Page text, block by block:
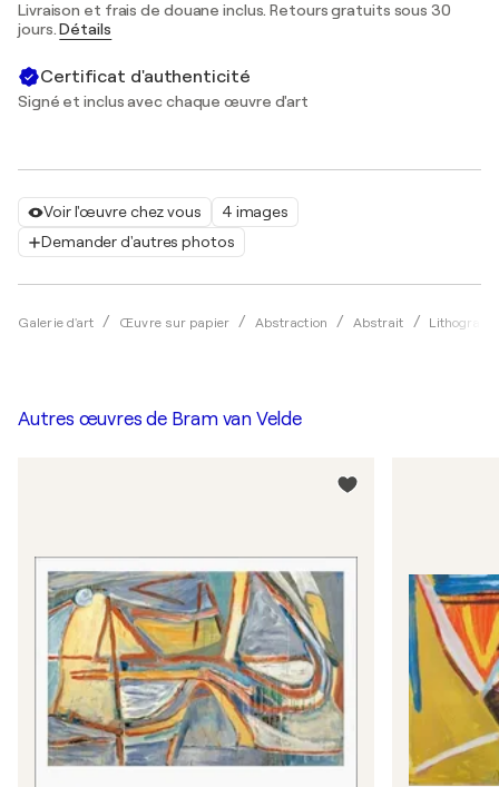
Voir l'œuvre chez vous
4 images
Demander d'autres photos
Galerie d'art Œuvre sur papier Abstraction Abstrait
Livraison et frais de douane inclus. Retours gratuits sous 30
jours.Détails
Certificat d'authenticité
Signé et inclus avec chaque œuvre d'art
Autres œuvres de Bram van Velde